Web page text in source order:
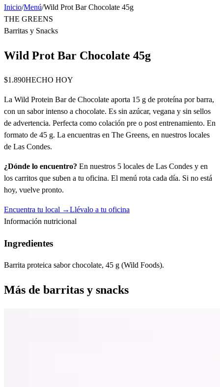
Inicio/Menú/Wild Prot Bar Chocolate 45g
THE GREENS
Barritas y Snacks
Wild Prot Bar Chocolate 45g
$1.890HECHO HOY
La Wild Protein Bar de Chocolate aporta 15 g de proteína por barra,
con un sabor intenso a chocolate. Es sin azúcar, vegana y sin sellos
de advertencia. Perfecta como colación pre o post entrenamiento. En
formato de 45 g. La encuentras en The Greens, en nuestros locales
de Las Condes.
¿Dónde lo encuentro? En nuestros 5 locales de Las Condes y en
los carritos que suben a tu oficina. El menú rota cada día. Si no está
hoy, vuelve pronto.
Encuentra tu local →Llévalo a tu oficina
Información nutricional
Ingredientes
Barrita proteica sabor chocolate, 45 g (Wild Foods).
Más de barritas y snacks